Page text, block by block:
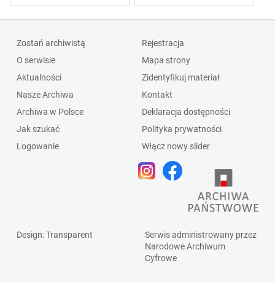
Zostań archiwistą
O serwisie
Aktualności
Nasze Archiwa
Archiwa w Polsce
Jak szukać
Logowanie
Rejestracja
Mapa strony
Zidentyfikuj materiał
Kontakt
Deklaracja dostępności
Polityka prywatności
Włącz nowy slider
Design: Transparent
Serwis administrowany przez
Narodowe Archiwum
Cyfrowe